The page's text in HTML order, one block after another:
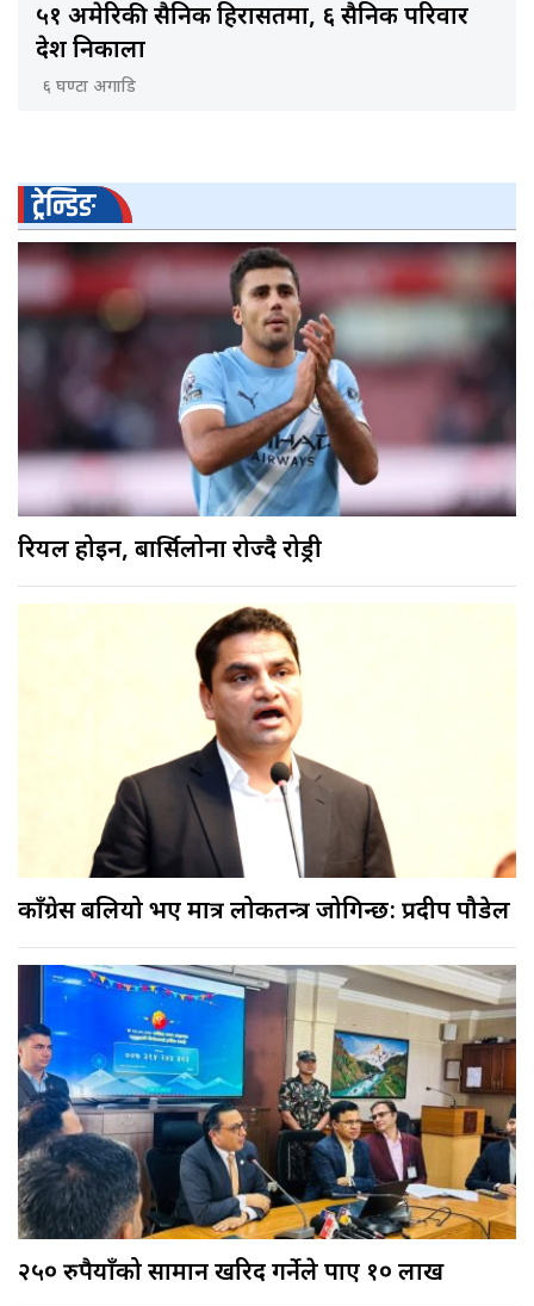
५१ अमेरिकी सैनिक हिरासतमा, ६ सैनिक परिवार
देश निकाला
६ घण्टा अगाडि
ट्रेन्डिङ
रियल होइन, बार्सिलोना रोज्दै रोड्री
काँग्रेस बलियो भए मात्र लोकतन्त्र जोगिन्छ: प्रदीप पौडेल
२५० रुपैयाँको सामान खरिद गर्नेले पाए १० लाख